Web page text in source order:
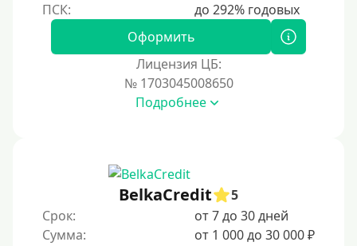
Оформить
Лицензия ЦБ:
№ 1703045008650
Подробнее
BelkaCredit
5
Срок:
от 7 до 30 дней
Сумма:
от 1 000 до 30 000 ₽